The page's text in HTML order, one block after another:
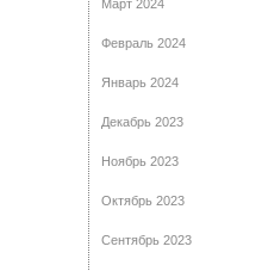
Март 2024
Февраль 2024
Январь 2024
Декабрь 2023
Ноябрь 2023
Октябрь 2023
Сентябрь 2023